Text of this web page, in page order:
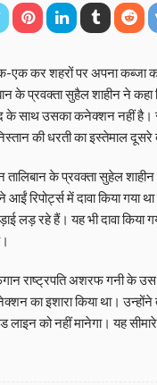
एक कर शहरों पर अपना कब्जा
के प्रवक्‍ता सुहैल शाहीन ने
साथ उसका कनेक्शन नहीं है।
की धरती का इस्तेमाल दूसरे
तालिबान के प्रवक्ता सुहेल
रिपोर्ट्स में दावा किया गया
लड़ रहे हैं। यह भी दावा किया
राष्ट्रपति अशरफ गनी के
का इशारा किया था।
लाइन को नहीं मानेगा। यह